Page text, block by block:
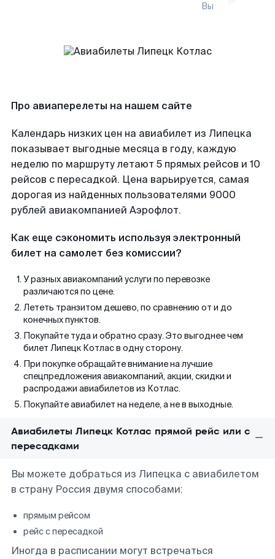
Вы
Про авиаперелеты на нашем сайте
Календарь низких цен на авиабилет из Липецка
показывает выгодные месяца в году, каждую
неделю по маршруту летают 5 прямых рейсов и 10
рейсов с пересадкой. Цена варьируется, самая
дорогая из найденных пользователями 9000
рублей авиакомпанией Аэрофлот.
Как еще сэкономить используя электронный
билет на самолет без комиссии?
У разных авиакомпаний услуги по перевозке
различаются по цене.
Лететь транзитом дешево, по сравнению от и до
конечных пунктов.
Покупайте туда и обратно сразу. Это выгоднее чем
билет Липецк Котлас в одну сторону.
При покупке обращайте внимание на лучшие
спецпредложения авиакомпаний, акции, скидки и
распродажи авиабилетов из Котлас.
Покупайте авиабилет на неделе, а не в выходные.
Авиабилеты Липецк Котлас прямой рейс или с
пересадками
Вы можете добраться из Липецка с авиабилетом
в страну Россия двумя способами:
прямым рейсом
рейс с пересадкой
Иногда в расписании могут встречаться